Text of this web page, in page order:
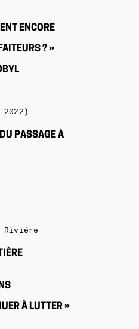
ENCORE
? »
PASSAGE À
Rivière
À LUTTER »